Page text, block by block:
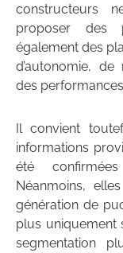
constructeurs
proposer des
également des
d’autonomie,
des
Il convient
informations
été
Néanmoins,
génération de
plus uniquement
segmentation